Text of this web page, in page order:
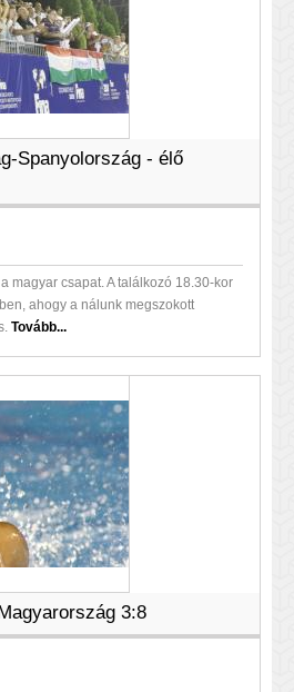
Spanyolország - élő
magyar csapat. A találkozó 18.30-kor
ahogy a nálunk megszokott
Tovább...
3:8